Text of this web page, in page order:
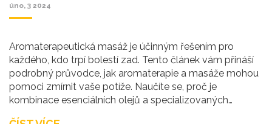
úno, 3 2024
Aromaterapeutická masáž je účinným řešením pro
každého, kdo trpí bolestí zad. Tento článek vám přináší
podrobný průvodce, jak aromaterapie a masáže mohou
pomoci zmírnit vaše potíže. Naučíte se, proč je
kombinace esenciálních olejů a specializovaných